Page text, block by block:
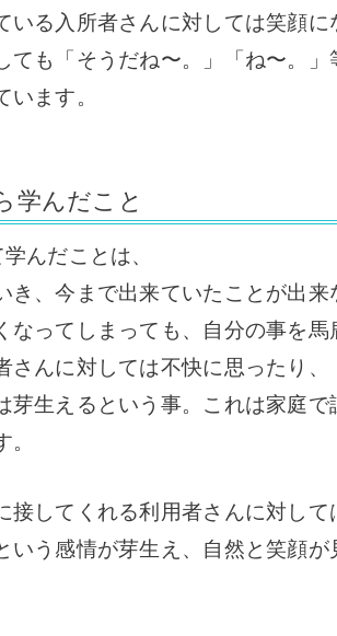
いる入所者さんに対しては笑顔に
ても「そうだね〜。」「ね〜。」
ます。
学んだこと
んだことは、
き、今まで出来ていたことが出来
なってしまっても、自分の事を馬
さんに対しては不快に思ったり、
芽生えるという事。これは家庭で
接してくれる利用者さんに対して
いう感情が芽生え、自然と笑顔が